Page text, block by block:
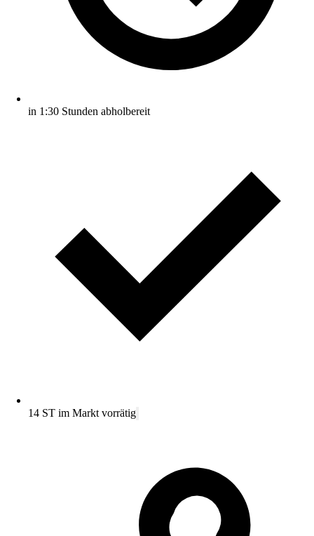
in 1:30 Stunden abholbereit
14 ST im Markt vorrätig